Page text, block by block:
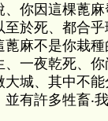
你因這棵蓖麻
於死、都合乎
蓖麻不是你栽
一夜乾死、你
大城、其中不
有許多牲畜‧